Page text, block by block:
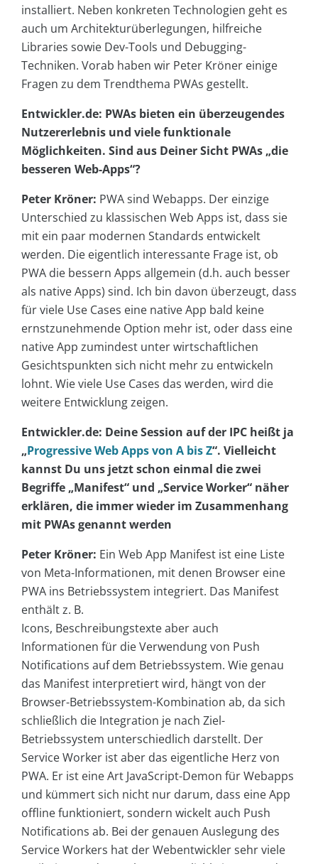
installiert. Neben konkreten Technologien geht es
auch um Architekturüberlegungen, hilfreiche
Libraries sowie Dev-Tools und Debugging-
Techniken. Vorab haben wir Peter Kröner einige
Fragen zu dem Trendthema PWAs gestellt.
Entwickler.de: PWAs bieten ein überzeugendes
Nutzererlebnis und viele funktionale
Möglichkeiten. Sind aus Deiner Sicht PWAs „die
besseren Web-Apps“?
Peter Kröner: PWA sind Webapps. Der einzige
Unterschied zu klassischen Web Apps ist, dass sie
mit ein paar modernen Standards entwickelt
werden. Die eigentlich interessante Frage ist, ob
PWA die bessern Apps allgemein (d.h. auch besser
als native Apps) sind. Ich bin davon überzeugt, dass
für viele Use Cases eine native App bald keine
ernstzunehmende Option mehr ist, oder dass eine
native App zumindest unter wirtschaftlichen
Gesichtspunkten sich nicht mehr zu entwickeln
lohnt. Wie viele Use Cases das werden, wird die
weitere Entwicklung zeigen.
Entwickler.de: Deine Session auf der IPC heißt ja
„Progressive Web Apps von A bis Z“. Vielleicht
kannst Du uns jetzt schon einmal die zwei
Begriffe „Manifest“ und „Service Worker“ näher
erklären, die immer wieder im Zusammenhang
mit PWAs genannt werden
Peter Kröner: Ein Web App Manifest ist eine Liste
von Meta-Informationen, mit denen Browser eine
PWA ins Betriebssystem integriert. Das Manifest
enthält z. B.
Icons, Beschreibungstexte aber auch
Informationen für die Verwendung von Push
Notifications auf dem Betriebssystem. Wie genau
das Manifest interpretiert wird, hängt von der
Browser-Betriebssystem-Kombination ab, da sich
schließlich die Integration je nach Ziel-
Betriebssystem unterschiedlich darstellt. Der
Service Worker ist aber das eigentliche Herz von
PWA. Er ist eine Art JavaScript-Demon für Webapps
und kümmert sich nicht nur darum, dass eine App
offline funktioniert, sondern wickelt auch Push
Notifications ab. Bei der genauen Auslegung des
Service Workers hat der Webentwickler sehr viele